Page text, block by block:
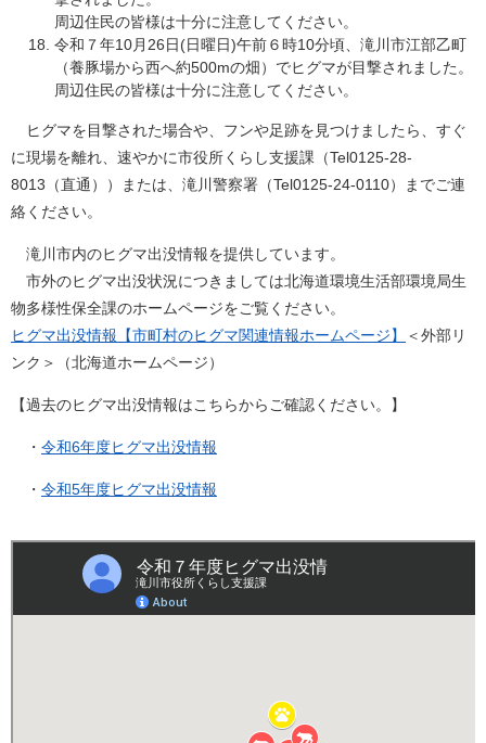
周辺住民の皆様は十分に注意してください。
令和７年10月26日(日曜日)午前６時10分頃、滝川市江部乙町
（養豚場から西へ約500mの畑）でヒグマが目撃されました。
周辺住民の皆様は十分に注意してください。
ヒグマを目撃された場合や、フンや足跡を見つけましたら、すぐ
に現場を離れ、速やかに市役所くらし支援課（Tel0125-28-
8013（直通））または、滝川警察署（Tel0125-24-0110）までご連
絡ください。
滝川市内のヒグマ出没情報を提供しています。
市外のヒグマ出没状況につきましては北海道環境生活部環境局生
物多様性保全課のホームページをご覧ください。
ヒグマ出没情報【市町村のヒグマ関連情報ホームページ】
＜外部リ
ンク＞
（北海道ホームページ）
【過去のヒグマ出没情報はこちらからご確認ください。】
・ 令和6年度ヒグマ出没情報
・ 令和5年度ヒグマ出没情報